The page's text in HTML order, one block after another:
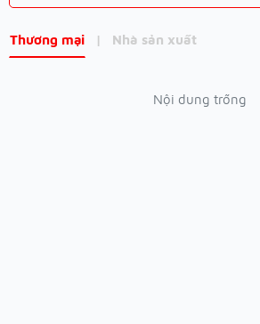
Thương mại | Nhà sản xuất
Nội dung trống